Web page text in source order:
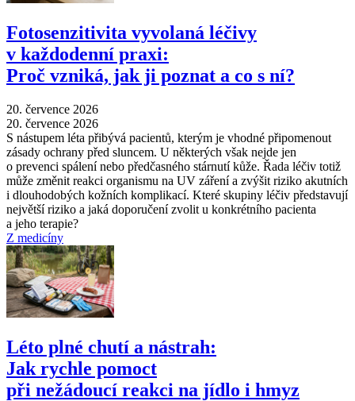
Fotosenzitivita vyvolaná léčivy
v každodenní praxi:
Proč vzniká, jak ji poznat a co s ní?
20. července 2026
20. července 2026
S nástupem léta přibývá pacientů, kterým je vhodné připomenout
zásady ochrany před sluncem. U některých však nejde jen
o prevenci spálení nebo předčasného stárnutí kůže. Řada léčiv totiž
může změnit reakci organismu na UV záření a zvýšit riziko akutních
i dlouhodobých kožních komplikací. Které skupiny léčiv představují
největší riziko a jaká doporučení zvolit u konkrétního pacienta
a jeho terapie?
Z medicíny
Léto plné chutí a nástrah:
Jak rychle pomoct
při nežádoucí reakci na jídlo i hmyz